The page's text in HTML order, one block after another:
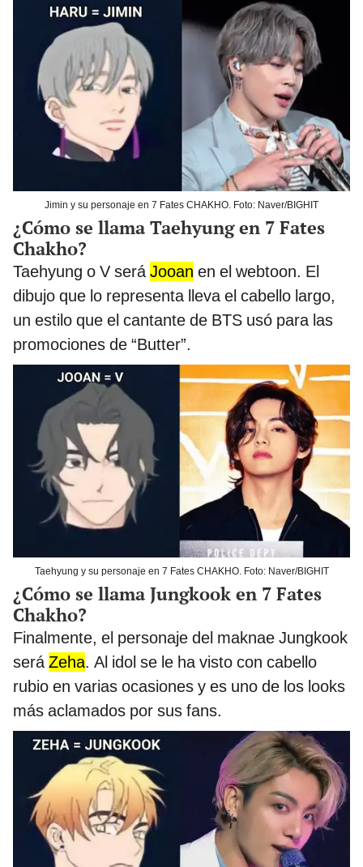
Jimin y su personaje en 7 Fates CHAKHO. Foto: Naver/BIGHIT
¿Cómo se llama Taehyung en 7 Fates
Chakho?
Taehyung o V seráJooan en el webtoon. El
dibujo que lo representa lleva el cabello largo,
un estilo que el cantante de BTS usó para las
promociones de “Butter”.
Taehyung y su personaje en 7 Fates CHAKHO. Foto: Naver/BIGHIT
¿Cómo se llama Jungkook en 7 Fates
Chakho?
Finalmente, el personaje del maknae Jungkook
seráZeha. Al idol se le ha visto con cabello
rubio en varias ocasiones y es uno de los looks
más aclamados por sus fans.